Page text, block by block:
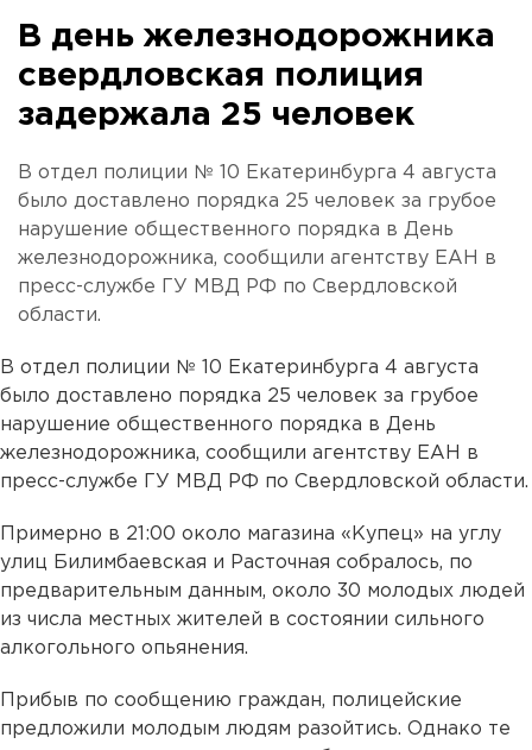
В день железнодорожника
свердловская полиция
задержала 25 человек
В отдел полиции № 10 Екатеринбурга 4 августа
было доставлено порядка 25 человек за грубое
нарушение общественного порядка в День
железнодорожника, сообщили агентству ЕАН в
пресс-службе ГУ МВД РФ по Свердловской
области.
В отдел полиции № 10 Екатеринбурга 4 августа
было доставлено порядка 25 человек за грубое
нарушение общественного порядка в День
железнодорожника, сообщили агентству ЕАН в
пресс-службе ГУ МВД РФ по Свердловской области.
Примерно в 21:00 около магазина «Купец» на углу
улиц Билимбаевская и Расточная собралось, по
предварительным данным, около 30 молодых людей
из числа местных жителей в состоянии сильного
алкогольного опьянения.
Прибыв по сообщению граждан, полицейские
предложили молодым людям разойтись. Однако те